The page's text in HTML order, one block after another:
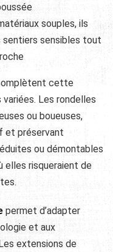
souples, ils
sensibles tout
cette
Les rondelles
ou boueuses,
et préservant
ou démontables
elles risqueraient de
permet d’adapter
et aux
extensions de